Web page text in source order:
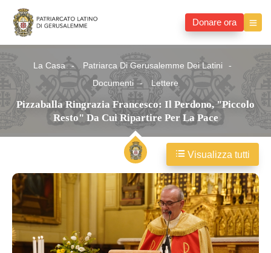
Donare ora
La Casa
Patriarca Di Gerusalemme Dei Latini
Documenti
Lettere
Pizzaballa Ringrazia Francesco: Il Perdono, "piccolo
Resto" Da Cui Ripartire Per La Pace
Visualizza tutti